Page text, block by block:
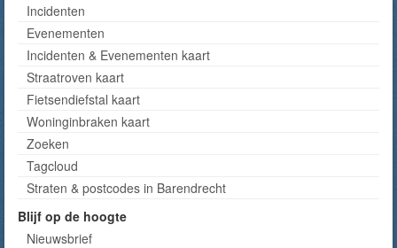
Incidenten
Evenementen
Incidenten & Evenementen kaart
Straatroven kaart
Fietsendiefstal kaart
Woninginbraken kaart
Zoeken
Tagcloud
Straten & postcodes in Barendrecht
Blijf op de hoogte
Nieuwsbrief